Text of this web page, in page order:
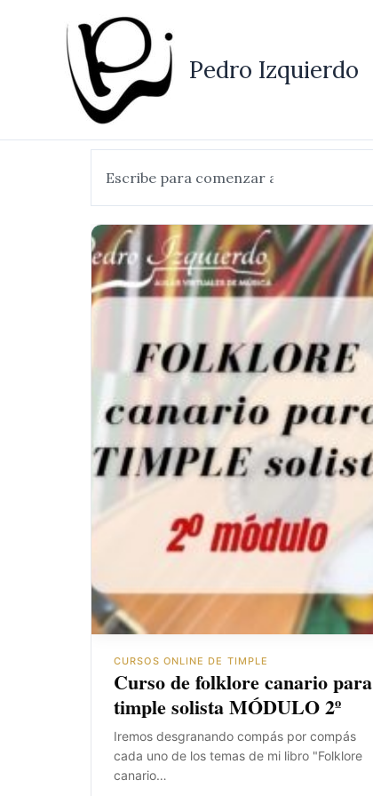
contenido
Pedro Izquierdo
CURSOS ONLINE DE TIMPLE
Curso de folklore canario para
timple solista MÓDULO 2º
Iremos desgranando compás por compás
cada uno de los temas de mi libro "Folklore
canario…